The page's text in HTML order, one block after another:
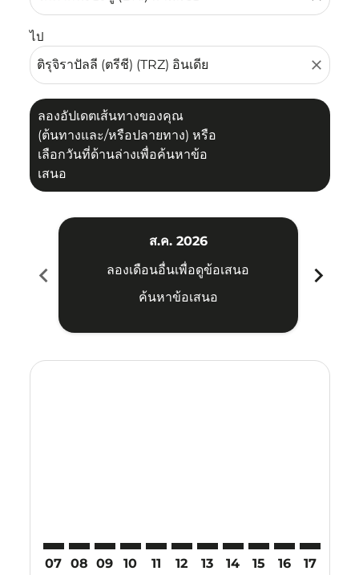
ไป
close
ลองอัปเดตเส้นทางของคุณ
(ต้นทางและ/หรือปลายทาง) หรือ
เลือกวันที่ด้านล่างเพื่อค้นหาข้อ
เสนอ
chevron_left
ส.ค. 2026
ลองเดือนอื่นเพื่อดูข้อเสนอ
ค้นหาข้อเสนอ
chevron_right
07 08 09 10 11 12 13 14 15 16 17